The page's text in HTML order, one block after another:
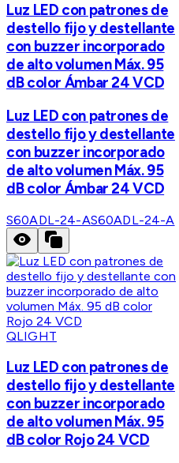
Luz LED con patrones de
destello fijo y destellante
con buzzer incorporado
de alto volumen Máx. 95
dB color Ámbar 24 VCD
Luz LED con patrones de
destello fijo y destellante
con buzzer incorporado
de alto volumen Máx. 95
dB color Ámbar 24 VCD
S60ADL-24-AS60ADL-24-A
QLIGHT
Luz LED con patrones de
destello fijo y destellante
con buzzer incorporado
de alto volumen Máx. 95
dB color Rojo 24 VCD